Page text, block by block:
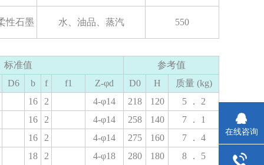
性石墨 水、油品、蒸汽 550
标准值
参考值
D6
b f f1 Z-φd D0 H 质量 (kg)
16
2 4-φ14 218 120 5 ．
2
16
2 4-φ14 258 140 7 ．
1
16
2 4-φ14 275 160 7 ．
4
18
2 4-φ18 280 180 8 ． 5
在线咨询